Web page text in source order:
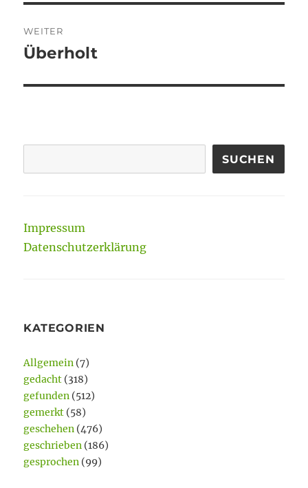
WEITER
Nächster
Überholt
SUCHEN
Impressum
Datenschutzerklärung
KATEGORIEN
Allgemein (7)
gedacht (318)
gefunden (512)
gemerkt (58)
geschehen (476)
geschrieben (186)
gesprochen (99)